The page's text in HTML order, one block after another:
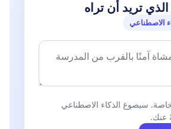
تريد أن تراه
الاصطناعي
سيصوغ الذكاء الاصطناعي
عنك.